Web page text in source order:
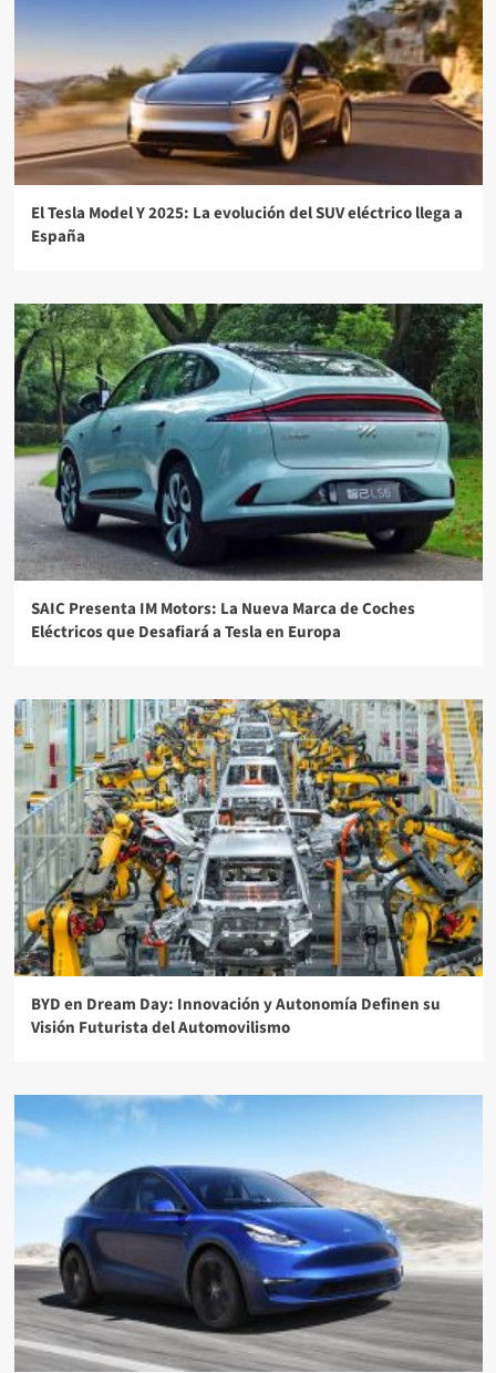
El Tesla Model Y 2025: La evolución del SUV eléctrico llega a
España
SAIC Presenta IM Motors: La Nueva Marca de Coches
Eléctricos que Desafiará a Tesla en Europa
BYD en Dream Day: Innovación y Autonomía Definen su
Visión Futurista del Automovilismo